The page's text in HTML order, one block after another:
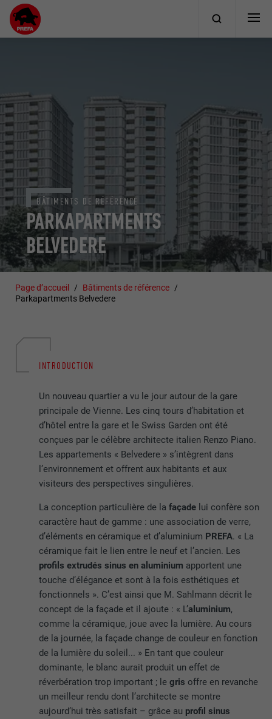
PARKAPARTMENTS
BELVEDERE
BÂTIMENTS DE RÉFÉRENCE
Page d’accueil
Bâtiments de référence
Parkapartments Belvedere
INTRODUCTION
Un nouveau quartier a vu le jour autour de la gare
principale de Vienne. Les cinq tours d’habitation et
d’hôtel entre la gare et le Swiss Garden ont été
conçues par le célèbre architecte italien Renzo Piano.
Les appartements « Belvedere » s’intègrent dans
l’environnement et offrent aux habitants et aux
visiteurs des perspectives singulières.
La conception particulière de lafaçade lui confère son
caractère haut de gamme : une association de verre,
d’éléments en céramique et d’aluminium PREFA. « La
céramique fait le lien entre le neuf et l’ancien. Les
profils extrudés sinus en aluminium apportent une
touche d’élégance et sont à la fois esthétiques et
fonctionnels ». C’est ainsi que M. Sahlmann décrit le
concept de la façade et il ajoute : « L’aluminium,
comme la céramique, joue avec la lumière. Au cours
de la journée, la façade change de couleur en fonction
de la lumière du soleil... » En tant que couleur
dominante, le blanc aurait produit un effet de
réverbération trop important ; legris offre en revanche
un meilleur rendu dont l’architecte se montre
aujourd’hui très satisfait – grâce au profil sinus